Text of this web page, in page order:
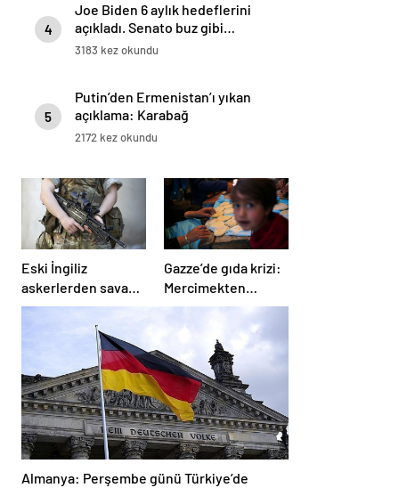
4
Joe Biden 6 aylık hedeflerini
açıkladı. Senato buz gibi…
3183 kez okundu
5
Putin’den Ermenistan’ı yıkan
açıklama: Karabağ
Azerbaycan’ın ayrılmaz bir
2172 kez okundu
Eski İngiliz
askerlerden savaş
suçu itirafı:
“Silahsız insanları
uykuda öldürdüler”
Gazze’de gıda krizi:
Mercimekten
ekmek yapıyorlar
Almanya: Perşembe günü Türkiye’de